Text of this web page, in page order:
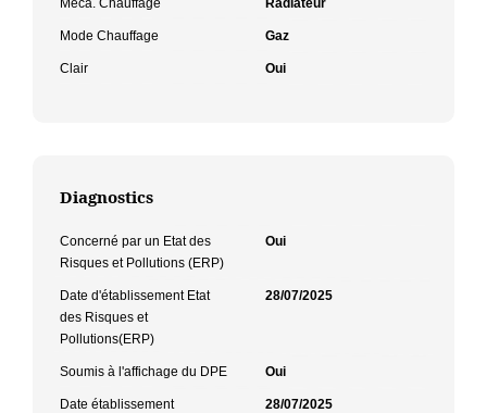
Mode Chauffage Gaz
Clair Oui
Diagnostics
Concerné par un Etat des
Risques et Pollutions (ERP)
Oui
Date d'établissement Etat
des Risques et
Pollutions(ERP)
28/07/2025
Soumis à l'affichage du DPE Oui
Date établissement
28/07/2025